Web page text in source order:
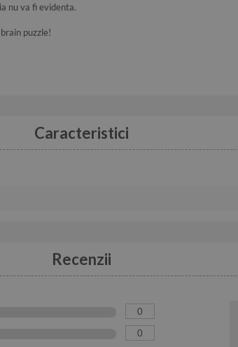
nu va fi evidenta.
puzzle!
Caracteristici
Recenzii
0
0